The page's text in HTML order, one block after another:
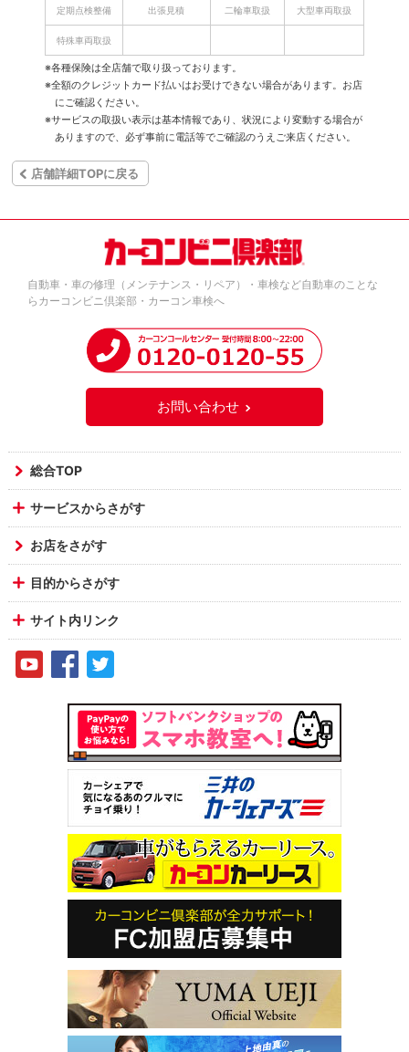
定期点検整備 出張見積 二輪車取扱 大型車両取扱
特殊車両取扱
※各種保険は全店舗で取り扱っております。
※全額のクレジットカード払いはお受けできない場合があります。お店
にご確認ください。
※サービスの取扱い表示は基本情報であり、状況により変動する場合が
ありますので、必ず事前に電話等でご確認のうえご来店ください。
店舗詳細TOPに戻る
自動車・車の修理（メンテナンス・リペア）・車検など自動車のことな
らカーコンビニ倶楽部・カーコン車検へ
お問い合わせ
総合TOP
サービスからさがす
お店をさがす
目的からさがす
サイト内リンク